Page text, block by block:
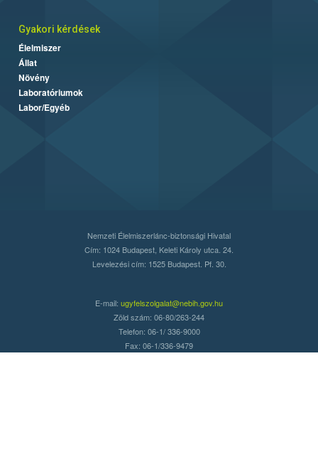
Gyakori kérdések
Élelmiszer
Állat
Növény
Laboratóriumok
Labor/Egyéb
Nemzeti Élelmiszerlánc-biztonsági Hivatal
Cím: 1024 Budapest, Keleti Károly utca. 24.
Levelezési cím: 1525 Budapest. Pf. 30.
E-mail: ugyfelszolgalat@nebih.gov.hu
Zöld szám: 06-80/263-244
Telefon: 06-1/ 336-9000
Fax: 06-1/336-9479